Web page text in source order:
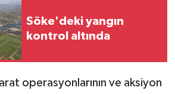
Söke'deki yangın
kontrol altında
operasyonlarının ve aksiyon